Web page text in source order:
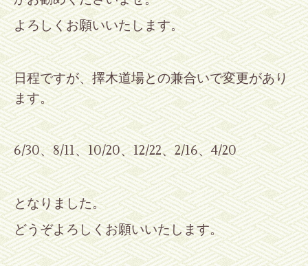
よろしくお願いいたします。
日程ですが、擇木道場との兼合いで変更があり
ます。
6/30、8/11、10/20、12/22、2/16、4/20
となりました。
どうぞよろしくお願いいたします。